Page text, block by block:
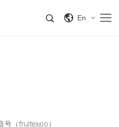
En
号（fruitexpo）